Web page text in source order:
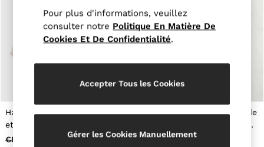
Blazers
Knitwear & Jumpers
Jackets & Coats
Leather & Suede Jackets
Sweats, Hoodies & Joggers
Overshirts
All Clothing
Loafers
All Shoes
Haut babydoll rayé en coton
et lin, 3-9 ans, rose
€50
Haut à col roulé en jersey de
coton stretch 3-9 ans, bleu
marine
€20 €11
Pour plus d'informations, veuillez
consulter notre Politique En Matière De
Cookies Et De Confidentialité.
Accepter Tous les Cookies
Gérer les Cookies Manuellement